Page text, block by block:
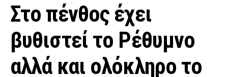
Στο πένθος έχει
βυθιστεί το Ρέθυμνο
αλλά και ολόκληρο το